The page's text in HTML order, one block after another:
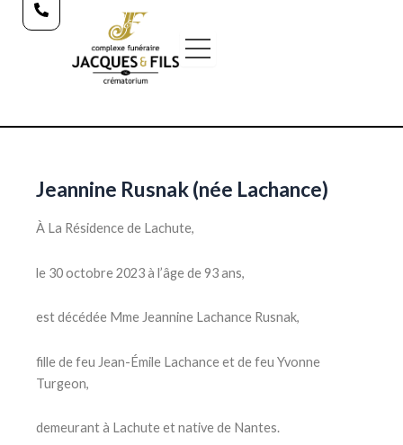
Jeannine Rusnak (née Lachance)
À La Résidence de Lachute,
le 30 octobre 2023 à l’âge de 93 ans,
est décédée Mme Jeannine Lachance Rusnak,
fille de feu Jean-Émile Lachance et de feu Yvonne
Turgeon,
demeurant à Lachute et native de Nantes.